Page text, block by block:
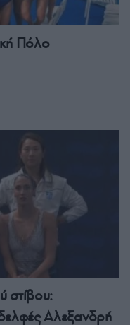
Πόλο
στίβου:
Αλεξανδρή